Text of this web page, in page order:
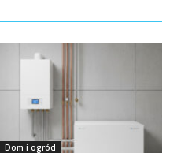
Dom i ogród